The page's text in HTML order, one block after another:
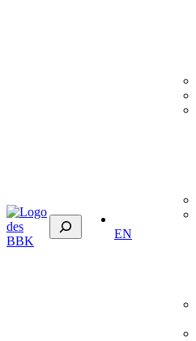
Suchen
EN